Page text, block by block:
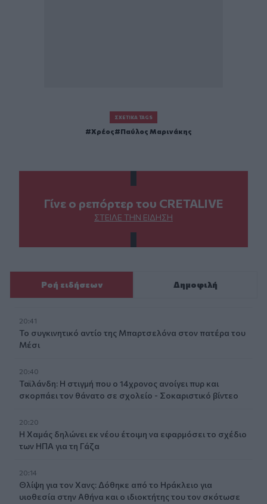
ΣΧΕΤΙΚΆ TAGS
Χρέος Παύλος Μαρινάκης
Γίνε ο ρεπόρτερ του CRETALIVE
ΣΤΕΊΛΕ ΤΗΝ ΕΊΔΗΣΗ
Ροή ειδήσεων Δημοφιλή
20:41
Το συγκινητικό αντίο της Μπαρτσελόνα στον πατέρα του
Μέσι
20:40
Ταϊλάνδη: Η στιγμή που ο 14χρονος ανοίγει πυρ και
σκορπάει τον θάνατο σε σχολείο - Σοκαριστικό βίντεο
20:20
Η Χαμάς δηλώνει εκ νέου έτοιμη να εφαρμόσει το σχέδιο
των ΗΠΑ για τη Γάζα
20:14
Θλίψη για τον Χανς: Δόθηκε από το Ηράκλειο για
υιοθεσία στην Αθήνα και ο ιδιοκτήτης του τον σκότωσε